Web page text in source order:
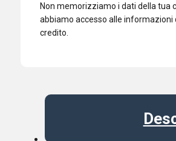
Non memorizziamo i dati della tua
abbiamo accesso alle informazioni
credito.